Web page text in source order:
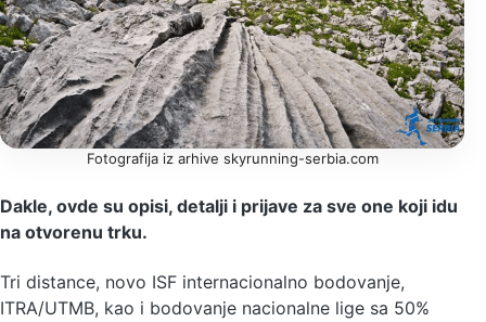
Fotografija iz arhive skyrunning-serbia.com
Dakle, ovde su opisi, detalji i prijave za sve one koji idu
na otvorenu trku.
Tri distance, novo ISF internacionalno bodovanje,
ITRA/UTMB, kao i bodovanje nacionalne lige sa 50%